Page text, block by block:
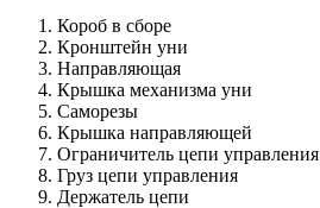
Короб в сборе
Кронштейн уни
Направляющая
Крышка механизма уни
Саморезы
Крышка направляющей
Ограничитель цепи управления
Груз цепи управления
Держатель цепи